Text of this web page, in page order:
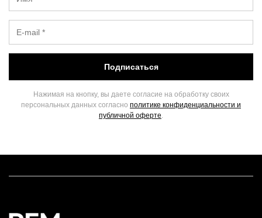
Подписаться
Нажимая на кнопку, вы даете согласие на обработку своих
персональных данных согласно политике конфиденциальности и
публичной оферте.